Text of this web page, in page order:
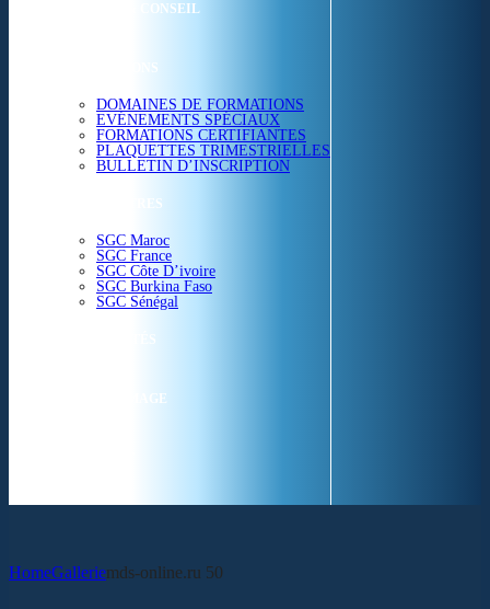
ETUDES & CONSEIL
FORMATIONS
DOMAINES DE FORMATIONS
EVÉNEMENTS SPÉCIAUX
FORMATIONS CERTIFIANTES
PLAQUETTES TRIMESTRIELLES
BULLETIN D’INSCRIPTION
NOS CENTRES
SGC Maroc
SGC France
SGC Côte D’ivoire
SGC Burkina Faso
SGC Sénégal
SGC EN IMAGE
HomeGalleriemds-online.ru 50